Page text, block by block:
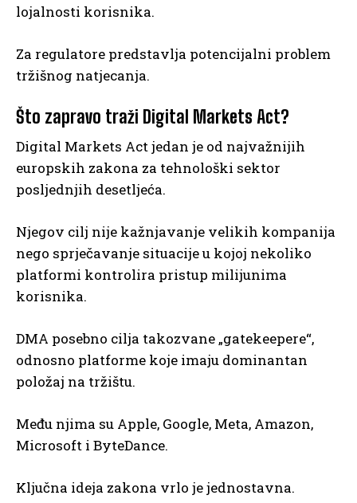
lojalnosti korisnika.
Za regulatore predstavlja potencijalni problem
tržišnog natjecanja.
Što zapravo traži Digital Markets Act?
Digital Markets Act jedan je od najvažnijih
europskih zakona za tehnološki sektor
posljednjih desetljeća.
Njegov cilj nije kažnjavanje velikih kompanija
nego sprječavanje situacije u kojoj nekoliko
platformi kontrolira pristup milijunima
korisnika.
DMA posebno cilja takozvane „gatekeepere“,
odnosno platforme koje imaju dominantan
položaj na tržištu.
Među njima su Apple, Google, Meta, Amazon,
Microsoft i ByteDance.
Ključna ideja zakona vrlo je jednostavna.